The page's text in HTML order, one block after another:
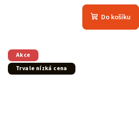
hodnocení
produktu
Do košíku
Akce
Trvale nízká cena